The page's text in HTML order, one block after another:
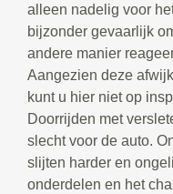
alleen nadelig voor
bijzonder gevaarlijk
andere manier
Aangezien deze
kunt u hier niet op
Doorrijden met
slecht voor de auto.
slijten harder en
onderdelen en het